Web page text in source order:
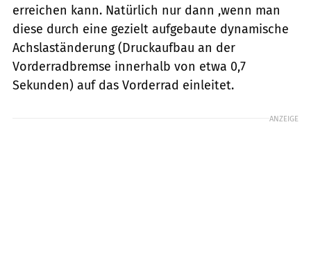
erreichen kann. Natürlich nur dann ,wenn man
diese durch eine gezielt aufgebaute dynamische
Achslaständerung (Druckaufbau an der
Vorderradbremse innerhalb von etwa 0,7
Sekunden) auf das Vorderrad einleitet.
ANZEIGE